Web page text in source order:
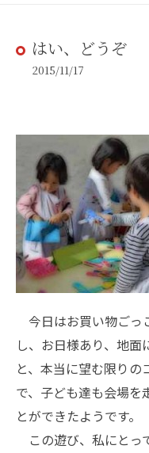
はい、どうぞ
2015/11/17
今日はお買い物ごっ
し、お日様あり、地面
と、本当に望む限り
で、子ども達も会場を
とができたようです。
この遊び、私にとっ